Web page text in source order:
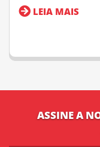
LEIA MAIS
ASSINE A